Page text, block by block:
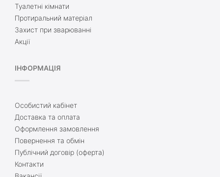
Туалетні кімнати
Протиральний матеріал
Захист при зварюванні
Акції
ІНФОРМАЦІЯ
Особистий кабінет
Доставка та оплата
Оформлення замовлення
Повернення та обмін
Публічний договір (оферта)
Контакти